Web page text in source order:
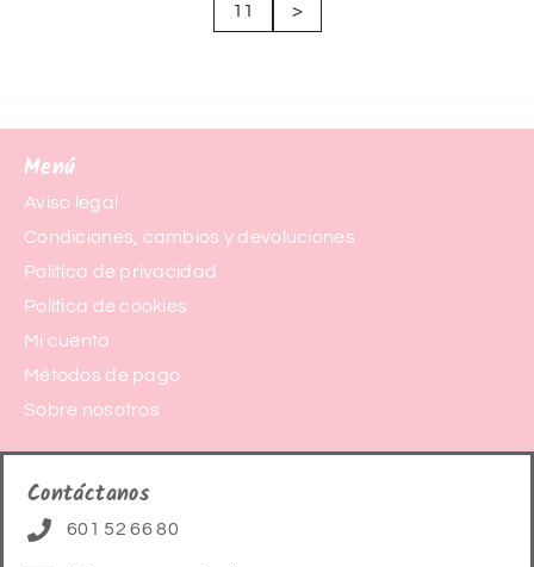
11 >
Menú
Aviso legal
Condiciones, cambios y devoluciones
Política de privacidad
Política de cookies
Mi cuenta
Métodos de pago
Sobre nosotros
Contáctanos
601 52 66 80